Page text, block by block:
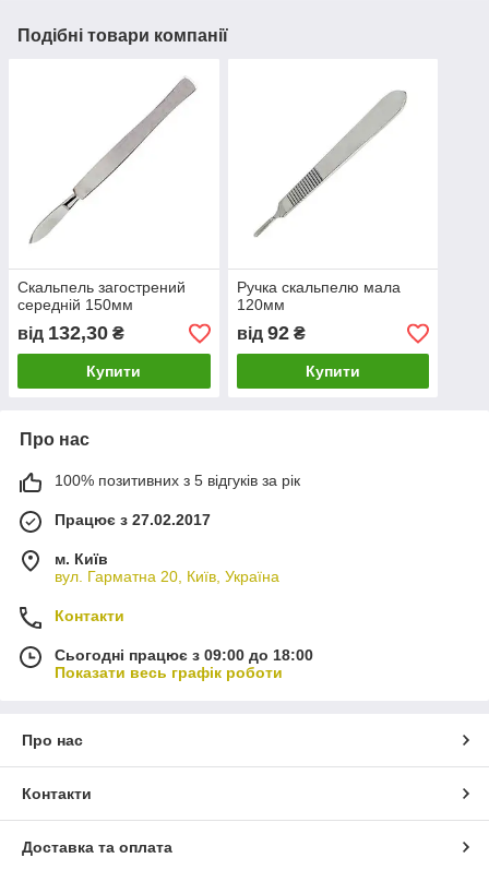
Подібні товари компанії
Скальпель загострений
середній 150мм
від 132,30 ₴
Купити
Ручка скальпелю мала
120мм
від 92₴
Купити
Про нас
100% позитивних з 5 відгуків за рік
Працює з 27.02.2017
м. Київ
вул. Гарматна 20, Київ, Україна
Контакти
Сьогодні працює з 09:00 до 18:00
Показати весь графік роботи
Про нас
Контакти
Доставка та оплата